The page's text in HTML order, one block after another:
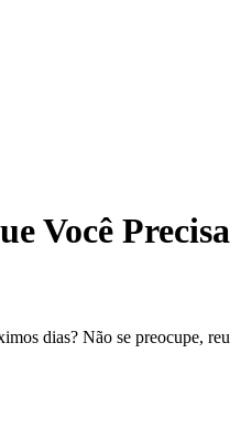
Você
dias? Não se preocupe,